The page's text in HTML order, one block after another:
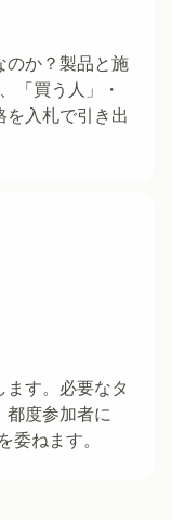
のか？製品と施
「買う人」・
を入札で引き出
す。必要なタ
都度参加者に
委ねます。